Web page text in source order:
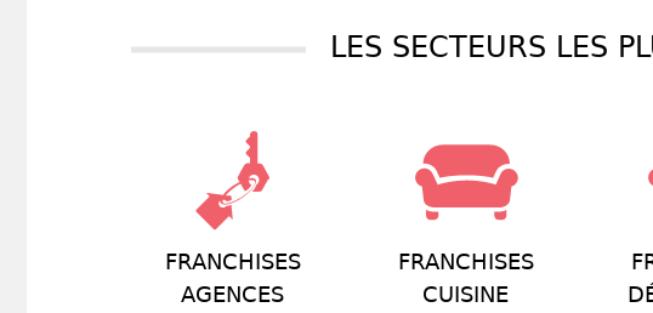
LES SECTEURS LES
FRANCHISES
AGENCES
FRANCHISES
CUISINE